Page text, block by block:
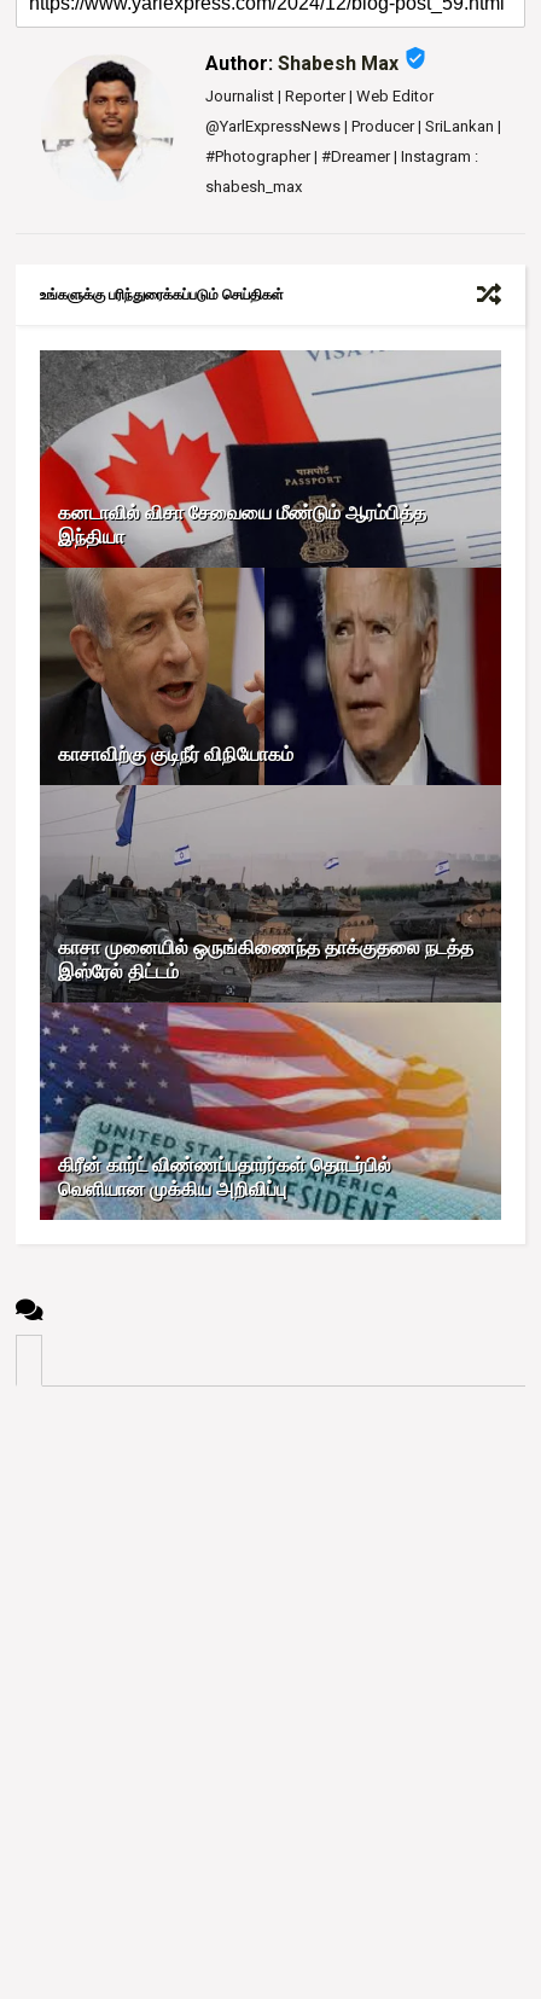
Author:Shabesh Max verified_user
Journalist | Reporter | Web Editor
@YarlExpressNews | Producer | SriLankan |
#Photographer | #Dreamer | Instagram :
shabesh_max
உங்களுக்கு பரிந்துரைக்கப்படும் செய்திகள்
கனடாவில் விசா சேவையை மீண்டும் ஆரம்பித்த
இந்தியா
காசாவிற்கு குடிநீர் விநியோகம்
காசா முனையில் ஒருங்கிணைந்த தாக்குதலை நடத்த
இஸ்ரேல் திட்டம்
கிரீன் கார்ட் விண்ணப்பதாரர்கள் தொடர்பில்
வெளியான முக்கிய அறிவிப்பு